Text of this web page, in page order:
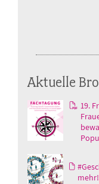
Aktuelle
19.
mehr!